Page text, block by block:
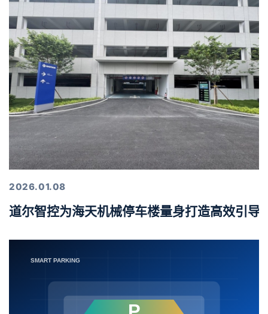
2026.01.08
道尔智控为海天机械停车楼量身打造高效引导